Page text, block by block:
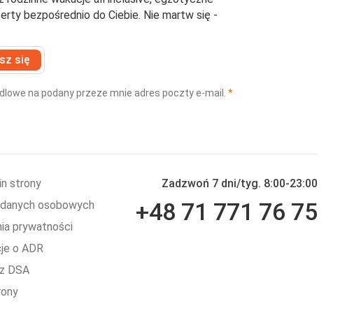
bezpośrednio do Ciebie. Nie martw się -
się
na podany przeze mnie adres poczty e-mail. *(wymagane)
strony
osobowych
prywatności
o ADR
DSA
Zadzwoń 7 dni/tyg. 8:00-23:00
+48 71 771 76 75